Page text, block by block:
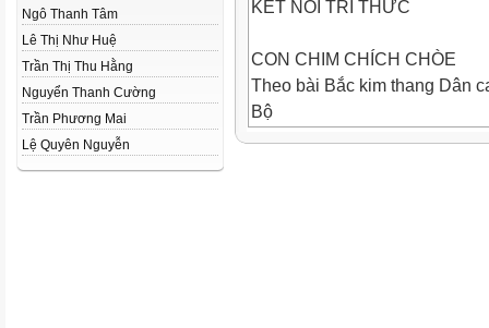
Ngô Thanh Tâm
Lê Thị Như Huệ
Trần Thị Thu Hằng
Nguyển Thanh Cường
Trần Phương Mai
Lệ Quyên Nguyễn
KẾT NỐI TRI THỨC
CON CHIM CHÍCH CHÒE
Theo bài Bắc kim thang Dân
Bộ